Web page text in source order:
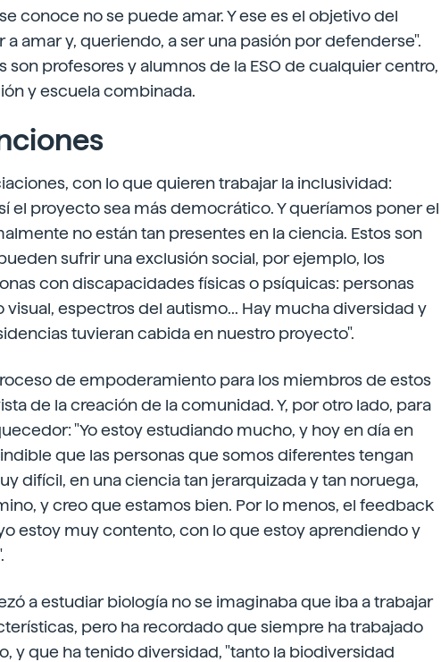
conoce no se puede amar. Y ese es el objetivo del
amar y, queriendo, a ser una pasión por defenderse".
son profesores y alumnos de la ESO de cualquier centro,
y escuela combinada.
con lo que quieren trabajar la inclusividad:
el proyecto sea más democrático. Y queríamos poner el
no están tan presentes en la ciencia. Estos son
sufrir una exclusión social, por ejemplo, los
con discapacidades físicas o psíquicas: personas
espectros del autismo... Hay mucha diversidad y
tuvieran cabida en nuestro proyecto".
de empoderamiento para los miembros de estos
de la creación de la comunidad. Y, por otro lado, para
"Yo estoy estudiando mucho, y hoy en día en
que las personas que somos diferentes tengan
difícil, en una ciencia tan jerarquizada y tan noruega,
y creo que estamos bien. Por lo menos, el feedback
estoy muy contento, con lo que estoy aprendiendo y
a estudiar biología no se imaginaba que iba a trabajar
pero ha recordado que siempre ha trabajado
y que ha tenido diversidad, "tanto la biodiversidad